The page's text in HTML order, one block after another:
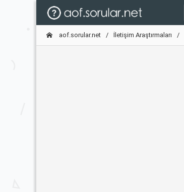
aof.sorular.net İletişim Araştırmaları